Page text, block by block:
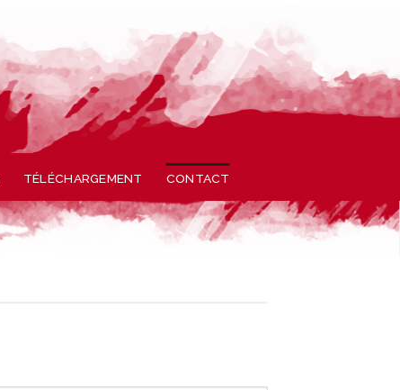
TÉLÉCHARGEMENT CONTACT